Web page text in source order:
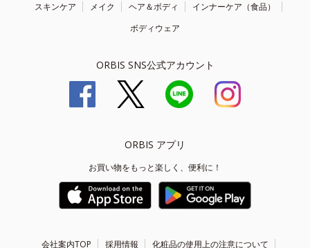
スキンケア メイク ヘア＆ボディ
インナーケア（食品）
ボディウェア
ORBIS SNS公式アカウント
ORBIS アプリ
お買い物をもっと楽しく、便利に！
会社案内TOP 採用情報 化粧品の使用上の注意について